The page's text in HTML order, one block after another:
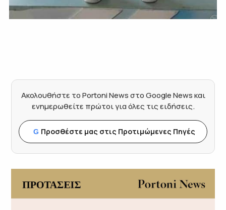
Ακολουθήστε το Portoni News στο Google News και
ενημερωθείτε πρώτοι για όλες τις ειδήσεις.
G Προσθέστε μας στις Προτιμώμενες Πηγές